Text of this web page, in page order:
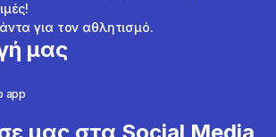
για τον αθλητισμό.
μας
app